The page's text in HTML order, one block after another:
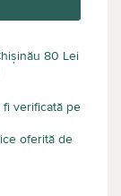
80 Lei
fi verificată pe
oferită de